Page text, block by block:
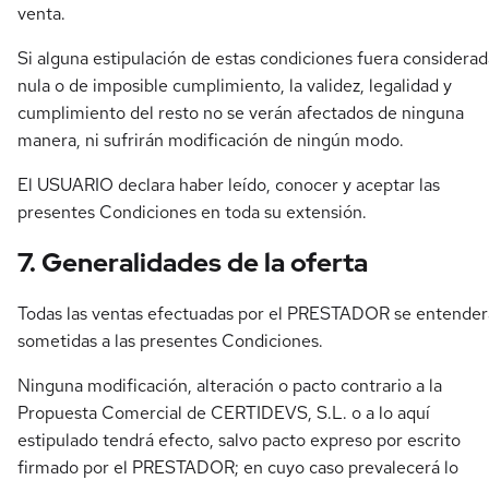
venta.
Si alguna estipulación de estas condiciones fuera
nula o de imposible cumplimiento, la validez, legalidad y
cumplimiento del resto no se verán afectados de ninguna
manera, ni sufrirán modificación de ningún modo.
El USUARIO declara haber leído, conocer y aceptar las
presentes Condiciones en toda su extensión.
7. Generalidades de la oferta
Todas las ventas efectuadas por el PRESTADOR se
sometidas a las presentes Condiciones.
Ninguna modificación, alteración o pacto contrario a la
Propuesta Comercial de CERTIDEVS, S.L. o a lo aquí
estipulado tendrá efecto, salvo pacto expreso por escrito
firmado por el PRESTADOR; en cuyo caso prevalecerá lo